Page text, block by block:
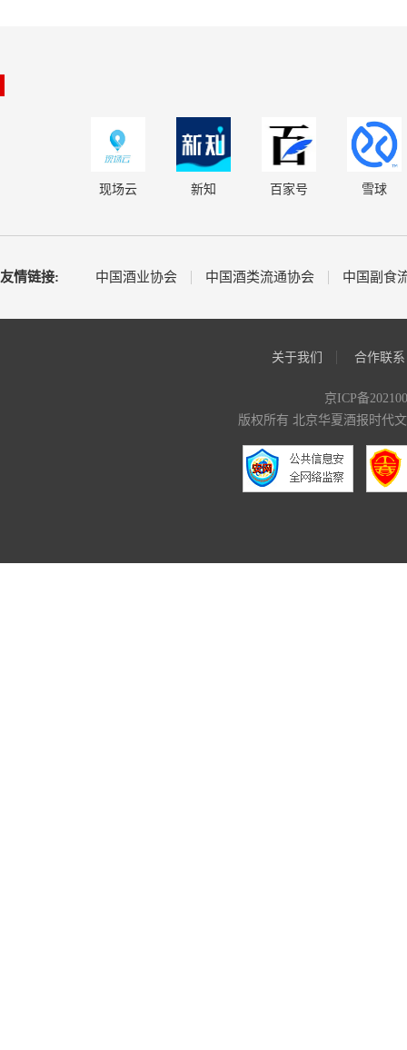
现场云 新知 百家号 雪球
友情链接: 中国酒业协会 中国酒类流通协会 中国副食
关于我们 合作联系
京ICP备
版权所有 北京华夏酒报时代文